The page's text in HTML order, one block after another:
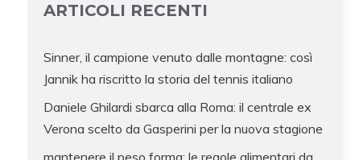
ARTICOLI RECENTI
Sinner, il campione venuto dalle montagne: così
Jannik ha riscritto la storia del tennis italiano
Daniele Ghilardi sbarca alla Roma: il centrale ex
Verona scelto da Gasperini per la nuova stagione